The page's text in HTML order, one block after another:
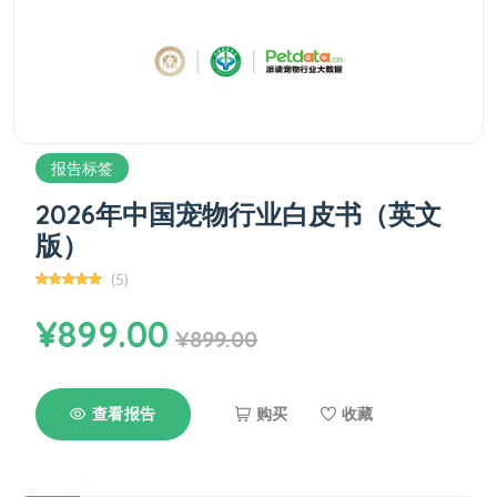
报告标签
2026年中国宠物行业白皮书（英文
版）
(5)
¥899.00 ¥899.00
查看报告 购买 收藏